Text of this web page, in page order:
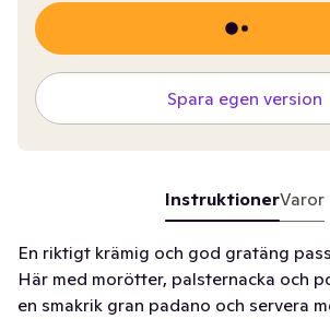
Spara egen version
InstruktionerVaror
En riktigt krämig och god gratäng
Här med morötter, palsternacka och
en smakrik gran padano och servera